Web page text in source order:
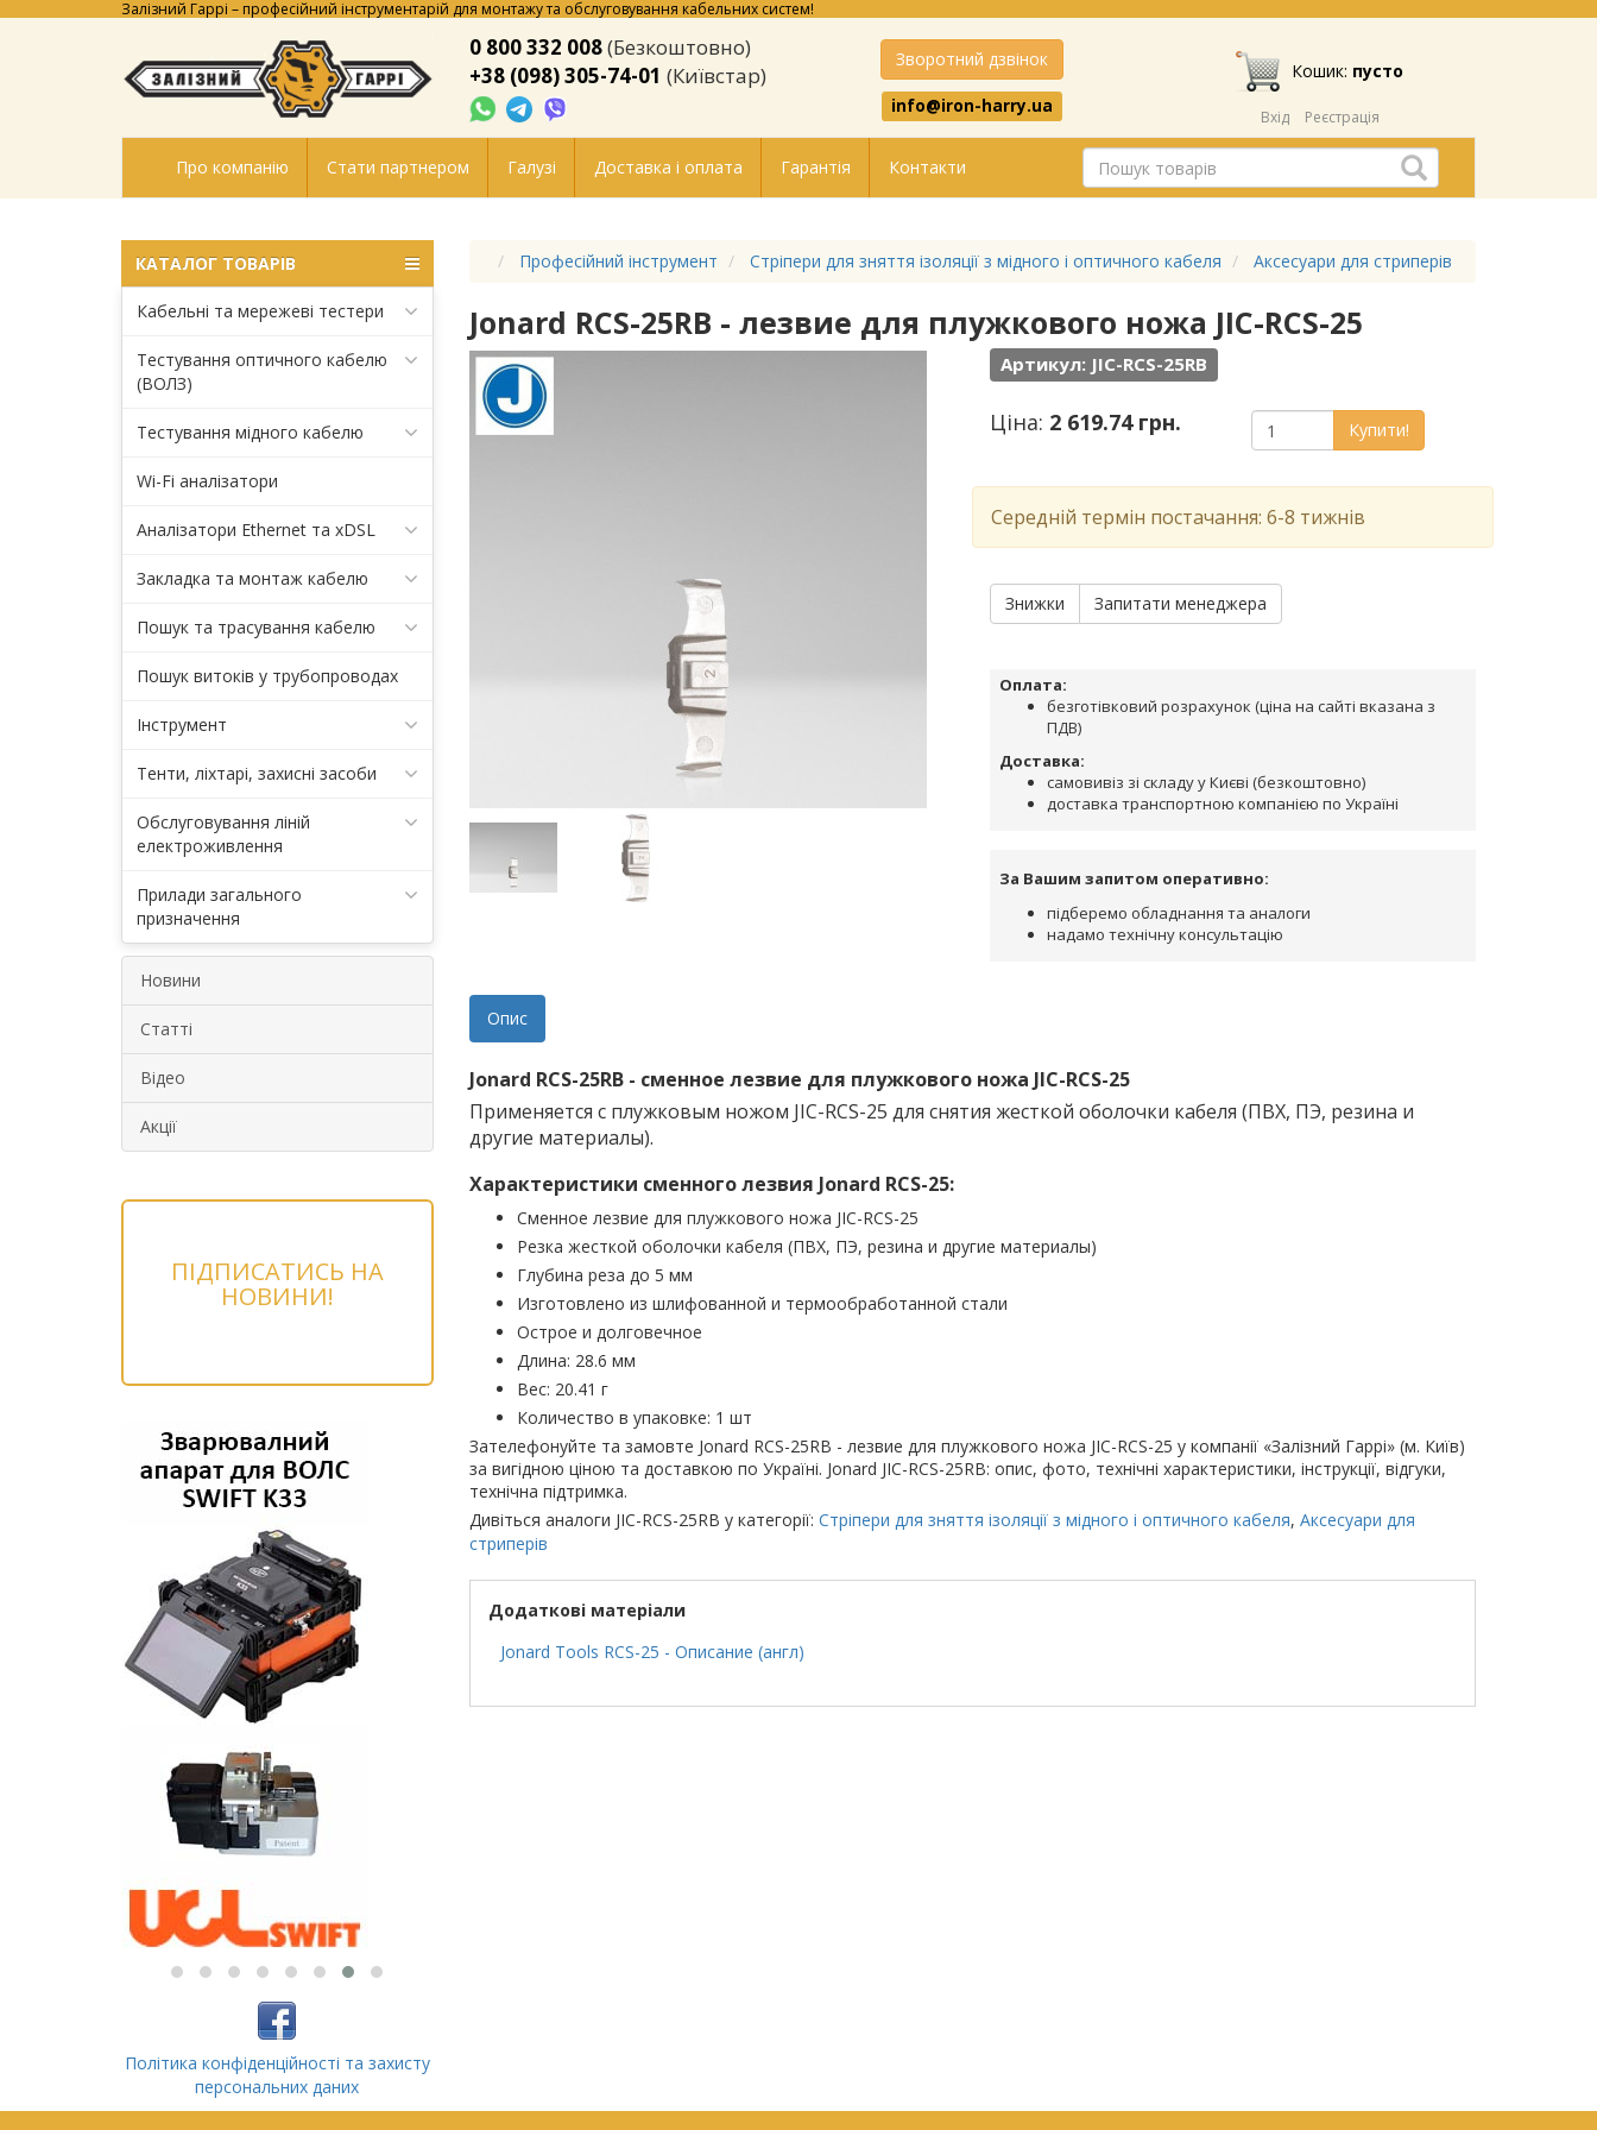
Залізний Гаррі – професійний інструментарій для монтажу та обслуговування кабельних систем!
0 800 332 008(Безкоштовно)
+38 (098) 305-74-01 (Київстар)
Зворотний дзвінок
info@iron-harry.ua
Кошик: пусто
Вхід Реєстрація
Про компанію Стати партнером Галузі Доставка і оплата Гарантія Контакти
КАТАЛОГ ТОВАРІВ
Кабельні та мережеві тестери
Тестування оптичного кабелю
(ВОЛЗ)
Тестування мідного кабелю
Wi-Fi аналізатори
Аналізатори Ethernet та xDSL
Закладка та монтаж кабелю
Пошук та трасування кабелю
Пошук витоків у трубопроводах
Інструмент
Тенти, ліхтарі, захисні засоби
Обслуговування ліній
електроживлення
Прилади загального
призначення
Новини
Статті
Відео
Акції
ПІДПИСАТИСЬ НА
НОВИНИ!
Політика конфіденційності та захисту
персональних даних
Професійний інструмент Стріпери для зняття ізоляції з мідного і оптичного кабеля Аксесуари для стриперів
Jonard RCS-25RB - лезвие для плужкового ножа JIC-RCS-25
Артикул: JIC-RCS-25RB
Ціна: 2 619.74 грн. Купити!
Середній термін постачання: 6-8 тижнів
Знижки Запитати менеджера
Оплата:
безготівковий розрахунок (ціна на сайті вказана з
ПДВ)
Доставка:
самовивіз зі складу у Києві (безкоштовно)
доставка транспортною компанією по Україні
За Вашим запитом оперативно:
підберемо обладнання та аналоги
надамо технічну консультацію
Опис
Jonard RCS-25RB - сменное лезвие для плужкового ножа JIC-RCS-25
Применяется с плужковым ножом JIC-RCS-25 для снятия жесткой оболочки кабеля (ПВХ, ПЭ, резина и
другие материалы).
Характеристики сменного лезвия Jonard RCS-25:
Сменное лезвие для плужкового ножа JIC-RCS-25
Резка жесткой оболочки кабеля (ПВХ, ПЭ, резина и другие материалы)
Глубина реза до 5 мм
Изготовлено из шлифованной и термообработанной стали
Острое и долговечное
Длина: 28.6 мм
Вес: 20.41 г
Количество в упаковке: 1 шт
Зателефонуйте та замовте Jonard RCS-25RB - лезвие для плужкового ножа JIC-RCS-25 у компанії «Залізний Гаррі» (м. Київ)
за вигідною ціною та доставкою по Україні. Jonard JIC-RCS-25RB: опис, фото, технічні характеристики, інструкції, відгуки,
технічна підтримка.
Дивіться аналоги JIC-RCS-25RB у категорії: Стріпери для зняття ізоляції з мідного і оптичного кабеля, Аксесуари для
стриперів
Додаткові матеріали
Jonard Tools RCS-25 - Описание (англ)